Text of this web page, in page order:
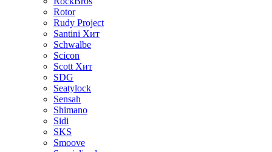
Rotor
Rudy Project
Santini Хит
Schwalbe
Scicon
Scott Хит
SDG
Seatylock
Sensah
Shimano
Sidi
SKS
Smoove